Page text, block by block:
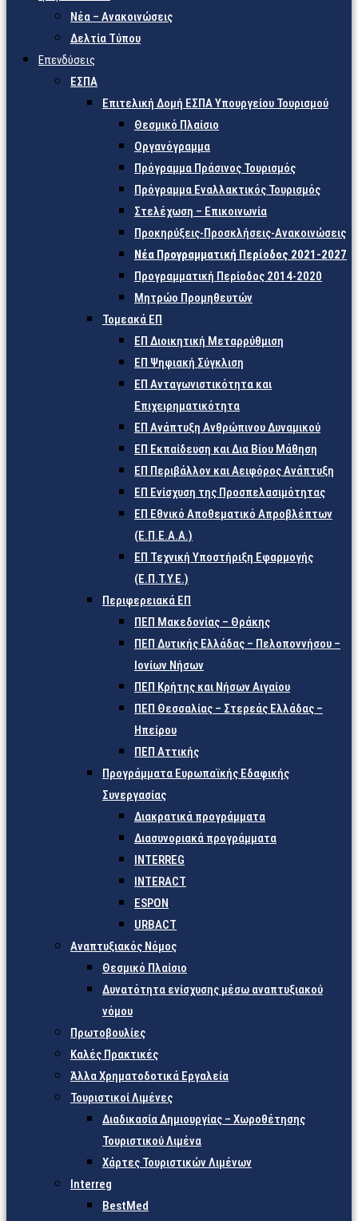
Νέα – Ανακοινώσεις
Δελτία Τύπου
Επενδύσεις
ΕΣΠΑ
Επιτελική Δομή ΕΣΠΑ Υπουργείου Τουρισμού
Θεσμικό Πλαίσιο
Οργανόγραμμα
Πρόγραμμα Πράσινος Τουρισμός
Πρόγραμμα Εναλλακτικός Τουρισμός
Στελέχωση – Επικοινωνία
Προκηρύξεις-Προσκλήσεις-Ανακοινώσεις
Νέα Προγραμματική Περίοδος 2021-2027
Προγραμματική Περίοδος 2014-2020
Μητρώο Προμηθευτών
Τομεακά ΕΠ
ΕΠ Διοικητική Μεταρρύθμιση
ΕΠ Ψηφιακή Σύγκλιση
ΕΠ Ανταγωνιστικότητα και
Επιχειρηματικότητα
ΕΠ Ανάπτυξη Ανθρώπινου Δυναμικού
ΕΠ Εκπαίδευση και Δια Βίου Μάθηση
ΕΠ Περιβάλλον και Αειφόρος Ανάπτυξη
ΕΠ Ενίσχυση της Προσπελασιμότητας
ΕΠ Εθνικό Αποθεματικό Απροβλέπτων
(Ε.Π.Ε.Α.Α.)
ΕΠ Τεχνική Υποστήριξη Εφαρμογής
(Ε.Π.Τ.Υ.Ε.)
Περιφερειακά ΕΠ
ΠΕΠ Μακεδονίας – Θράκης
ΠΕΠ Δυτικής Ελλάδας – Πελοποννήσου –
Ιονίων Νήσων
ΠΕΠ Κρήτης και Νήσων Αιγαίου
ΠΕΠ Θεσσαλίας – Στερεάς Ελλάδας –
Ηπείρου
ΠΕΠ Αττικής
Προγράμματα Ευρωπαϊκής Εδαφικής
Συνεργασίας
Διακρατικά προγράμματα
Διασυνοριακά προγράμματα
INTERREG
INTERACT
ESPON
URBACT
Αναπτυξιακός Νόμος
Θεσμικό Πλαίσιο
Δυνατότητα ενίσχυσης μέσω αναπτυξιακού
νόμου
Πρωτοβουλίες
Καλές Πρακτικές
Άλλα Χρηματοδοτικά Εργαλεία
Τουριστικοί Λιμένες
Διαδικασία Δημιουργίας – Χωροθέτησης
Τουριστικού Λιμένα
Χάρτες Τουριστικών Λιμένων
Interreg
BestMed